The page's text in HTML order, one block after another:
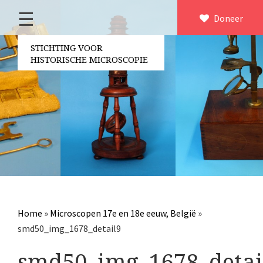
×
Home
Over ons
Contact
Bestuur
Vrijwilligers
Partners
Jaarverslagen
Microscopen
Overige optische instrumenten
Elektrische meetapparatuur
Doneer
☰
STICHTING VOOR
HISTORISCHE MICROSCOPIE
Home » Microscopen 17e en 18e eeuw, België »
smd50_img_1678_detail9